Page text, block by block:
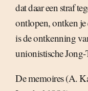
dat daar een straf
ontlopen, ontken je
is de ontkenning
unionistische
De memoires (A.